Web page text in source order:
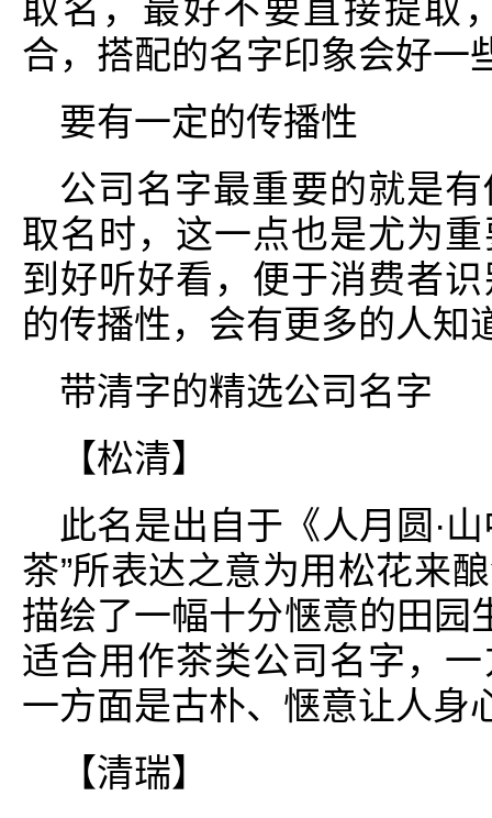
取名，最好不要直接提取
合，搭配的名字印象会好一
要有一定的传播性
公司名字最重要的就是
取名时，这一点也是尤为
到好听好看，便于消费者
的传播性，会有更多的人知
带清字的精选公司名字
【松清】
此名是出自于《人月圆·
茶”所表达之意为用松花来
描绘了一幅十分惬意的田园
适合用作茶类公司名字，
一方面是古朴、惬意让人身
【清瑞】